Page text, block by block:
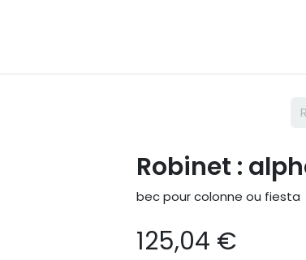
Robinet :
bec pour colonne ou fiesta
125,04 €